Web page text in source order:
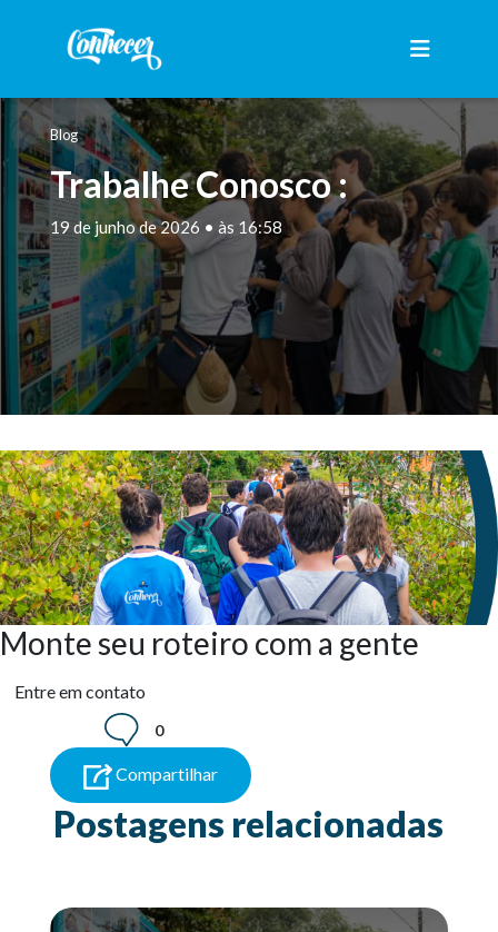
Blog
Trabalhe Conosco :
19 de junho de 2026 • às 16:58
Monte seu roteiro com a gente
Entre em contato
0
Compartilhar
Postagens relacionadas